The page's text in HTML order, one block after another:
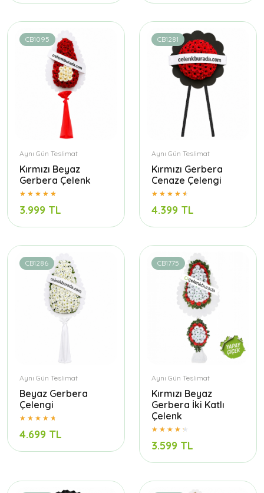
CB1095
Aynı Gün Teslimat
Kırmızı Beyaz
Gerbera Çelenk
3.999 TL
CB1281
Aynı Gün Teslimat
Kırmızı Gerbera
Cenaze Çelengi
4.399 TL
CB1286
Aynı Gün Teslimat
Beyaz Gerbera
Çelengi
4.699 TL
CB1775
Aynı Gün Teslimat
Kırmızı Beyaz
Gerbera İki Katlı
Çelenk
3.599 TL